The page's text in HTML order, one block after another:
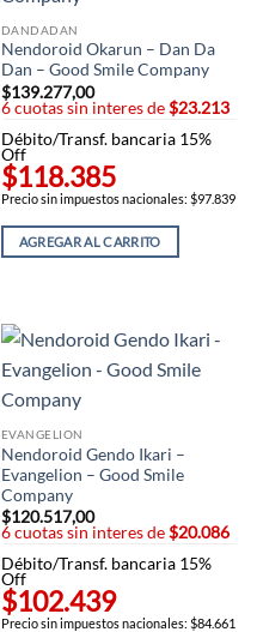
DANDADAN
Nendoroid Okarun – Dan Da
Dan – Good Smile Company
$139.277,00
6 cuotas sin interes de$23.213
Débito/Transf. bancaria 15%
Off
$118.385
Precio sin impuestos nacionales: $97.839
AGREGAR AL CARRITO
EVANGELION
Nendoroid Gendo Ikari –
Evangelion – Good Smile
Company
$120.517,00
6 cuotas sin interes de$20.086
Débito/Transf. bancaria 15%
Off
$102.439
Precio sin impuestos nacionales: $84.661